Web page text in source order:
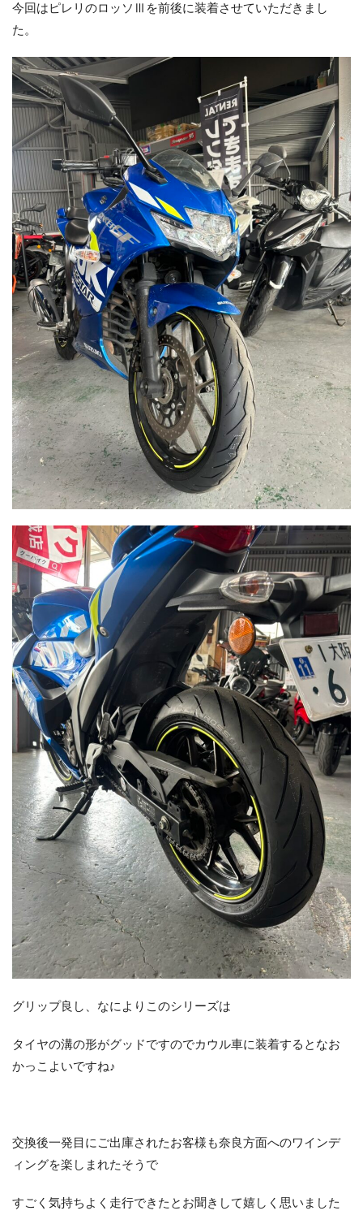
今回はピレリのロッソⅢを前後に装着させていただきまし
た。
グリップ良し、なによりこのシリーズは
タイヤの溝の形がグッドですのでカウル車に装着するとなお
かっこよいですね♪
交換後一発目にご出庫されたお客様も奈良方面へのワインデ
ィングを楽しまれたそうで
すごく気持ちよく走行できたとお聞きして嬉しく思いました